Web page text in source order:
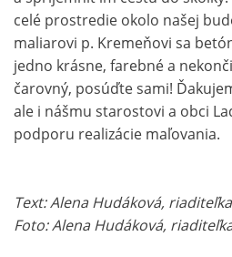
celé prostredie okolo našej
maliarovi p. Kremeňovi sa
jedno krásne, farebné a
čarovný, posúďte sami!
ale i nášmu starostovi a obci
podporu realizácie maľovania.
Text: Alena Hudáková,
Foto: Alena Hudáková,